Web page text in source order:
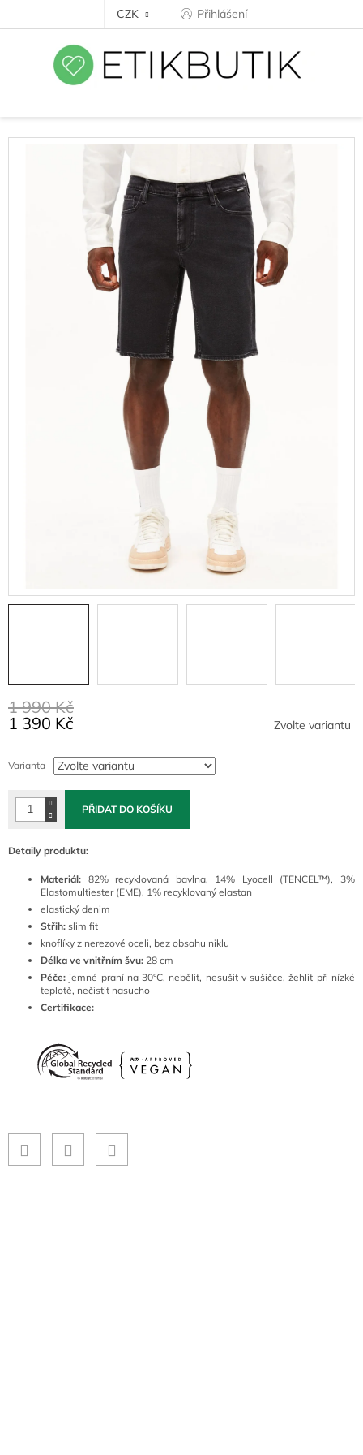
CZK Přihlášení
1 990 Kč
1 390 Kč
cena:
Zvolte variantu
Varianta
PŘIDAT DO KOŠÍKU
Detaily produktu:
Materiál: 82% recyklovaná bavlna, 14% Lyocell (TENCEL™), 3%
Elastomultiester (EME), 1% recyklovaný elastan
elastický denim
Střih: slim fit
knoflíky z nerezové oceli, bez obsahu niklu
Délka ve vnitřním švu: 28 cm
Péče: jemné praní na 30°C, nebělit, nesušit v sušičce, žehlit při nízké
teplotě, nečistit nasucho
Certifikace: